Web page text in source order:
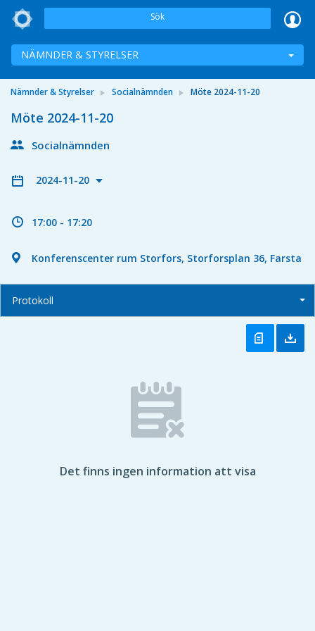
Sök
NÄMNDER & STYRELSER
Nämnder & Styrelser Socialnämnden Möte 2024-11-20
Möte 2024-11-20
Socialnämnden
2024-11-20
17:00 - 17:20
Konferenscenter rum Storfors, Storforsplan 36, Farsta
Protokoll
Det finns ingen information att visa